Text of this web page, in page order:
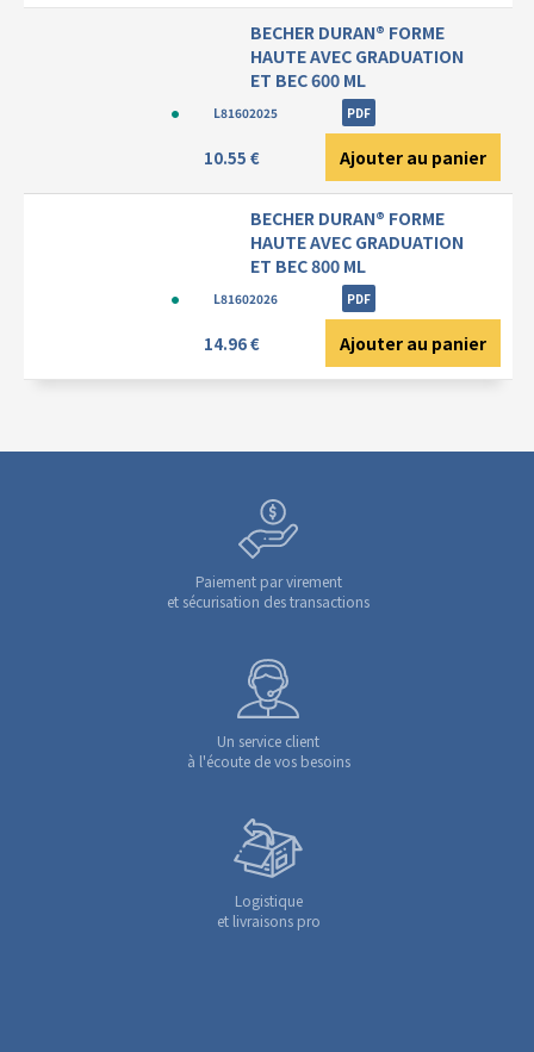
BECHER DURAN® FORME
HAUTE AVEC GRADUATION
ET BEC 600 ML
L81602025 PDF
10.55 € Ajouter au panier
BECHER DURAN® FORME
HAUTE AVEC GRADUATION
ET BEC 800 ML
L81602026 PDF
14.96 € Ajouter au panier
Paiement par virement
et sécurisation des transactions
Un service client
à l'écoute de vos besoins
Logistique
et livraisons pro